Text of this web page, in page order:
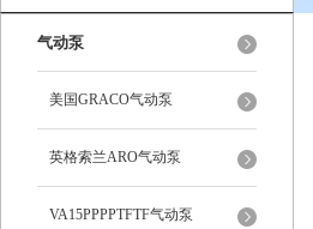
气动泵
美国GRACO气动泵
英格索兰ARO气动泵
VA15PPPPTFTF气动泵